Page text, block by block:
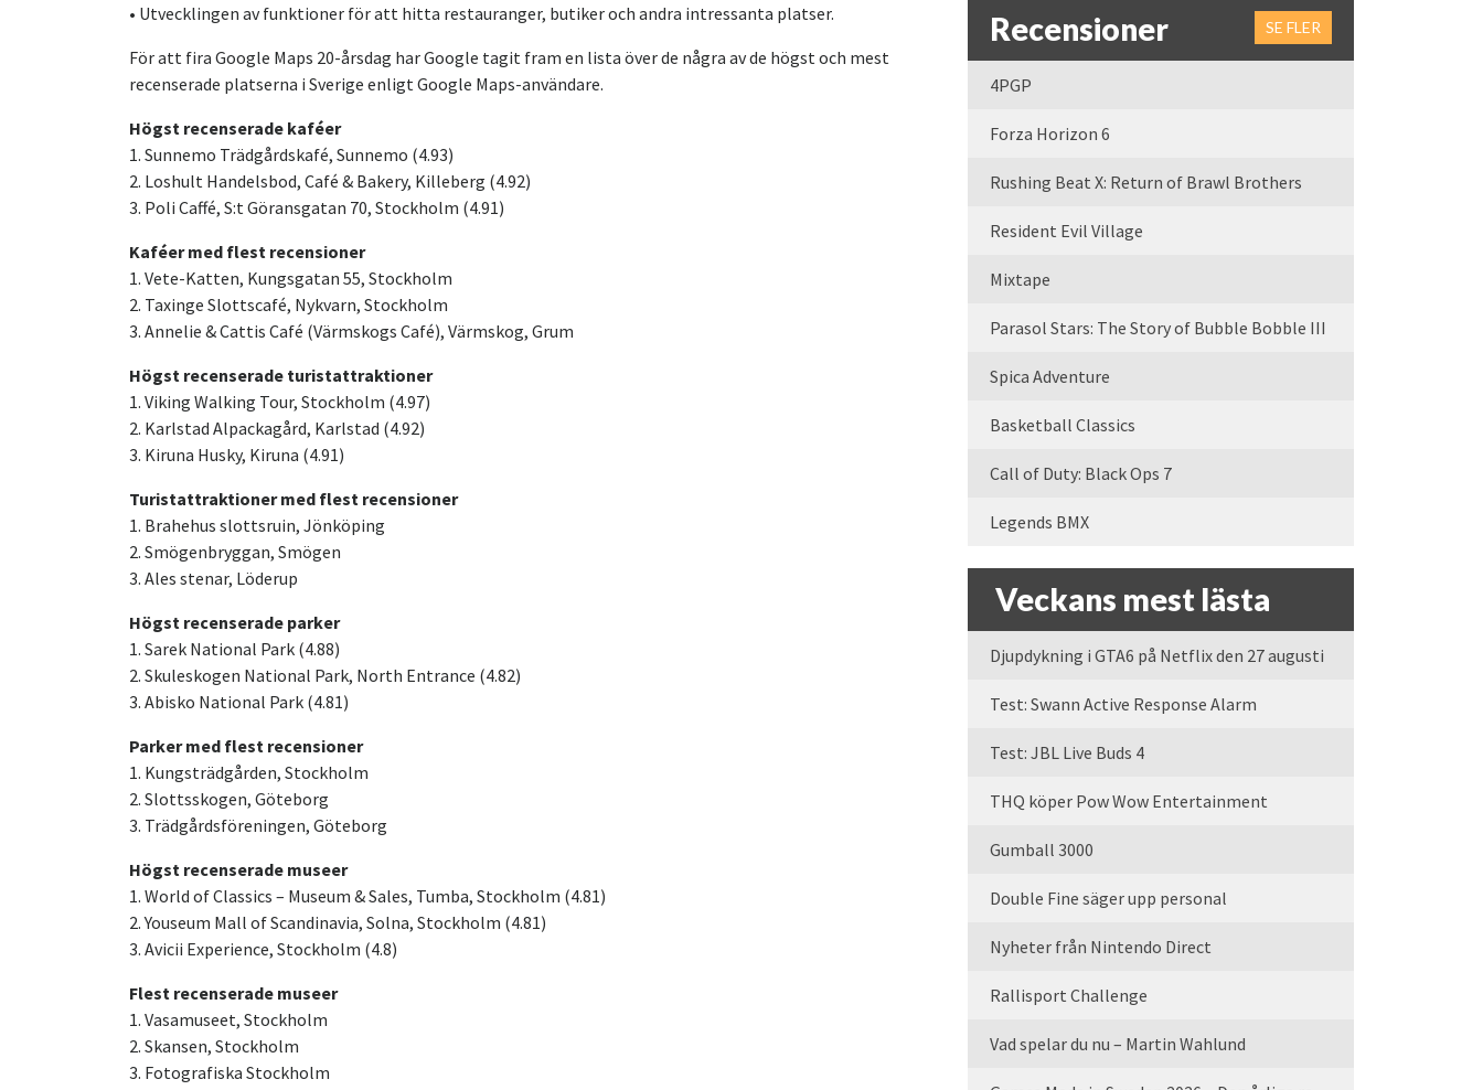
• Utvecklingen av funktioner för att hitta restauranger, butiker och andra intressanta platser.
För att fira Google Maps 20-årsdag har Google tagit fram en lista över de några av de högst och mest
recenserade platserna i Sverige enligt Google Maps-användare.
Högst recenserade kaféer
1. Sunnemo Trädgårdskafé, Sunnemo (4.93)
2. Loshult Handelsbod, Café & Bakery, Killeberg (4.92)
3. Poli Caffé, S:t Göransgatan 70, Stockholm (4.91)
Kaféer med flest recensioner
1. Vete-Katten, Kungsgatan 55, Stockholm
2. Taxinge Slottscafé, Nykvarn, Stockholm
3. Annelie & Cattis Café (Värmskogs Café), Värmskog, Grum
Högst recenserade turistattraktioner
1. Viking Walking Tour, Stockholm (4.97)
2. Karlstad Alpackagård, Karlstad (4.92)
3. Kiruna Husky, Kiruna (4.91)
Turistattraktioner med flest recensioner
1. Brahehus slottsruin, Jönköping
2. Smögenbryggan, Smögen
3. Ales stenar, Löderup
Högst recenserade parker
1. Sarek National Park (4.88)
2. Skuleskogen National Park, North Entrance (4.82)
3. Abisko National Park (4.81)
Parker med flest recensioner
1. Kungsträdgården, Stockholm
2. Slottsskogen, Göteborg
3. Trädgårdsföreningen, Göteborg
Högst recenserade museer
1. World of Classics – Museum & Sales, Tumba, Stockholm (4.81)
2. Youseum Mall of Scandinavia, Solna, Stockholm (4.81)
3. Avicii Experience, Stockholm (4.8)
Flest recenserade museer
1. Vasamuseet, Stockholm
2. Skansen, Stockholm
3. Fotografiska Stockholm
Recensioner SE FLER
4PGP
Forza Horizon 6
Rushing Beat X: Return of Brawl Brothers
Resident Evil Village
Mixtape
Parasol Stars: The Story of Bubble Bobble III
Spica Adventure
Basketball Classics
Call of Duty: Black Ops 7
Legends BMX
Veckans mest lästa
Djupdykning i GTA6 på Netflix den 27 augusti
Test: Swann Active Response Alarm
Test: JBL Live Buds 4
THQ köper Pow Wow Entertainment
Gumball 3000
Double Fine säger upp personal
Nyheter från Nintendo Direct
Rallisport Challenge
Vad spelar du nu – Martin Wahlund